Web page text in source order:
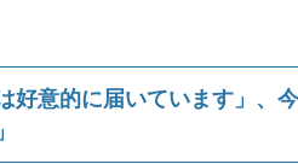
好意的に届いています」、